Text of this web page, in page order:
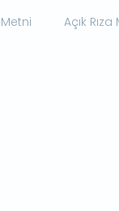
Açık